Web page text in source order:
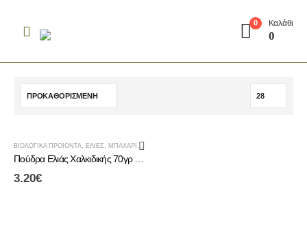
0 Καλάθι
0
ΒΙΟΛΟΓΙΚΆ ΠΡΟΪΌΝΤΑ, ΕΛΙΈΣ , ΜΠΑΧΑΡΙΚΆ
3.20€